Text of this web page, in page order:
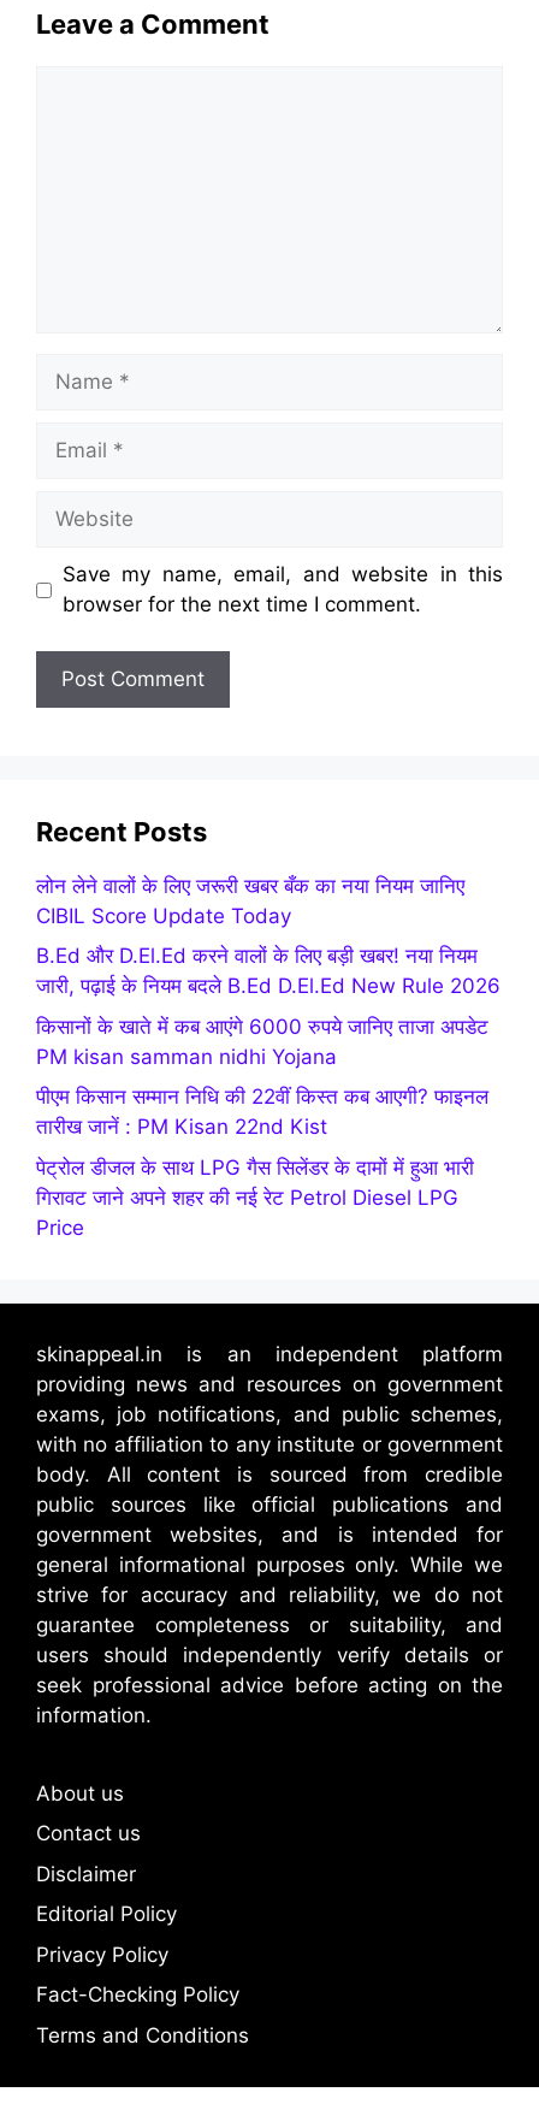
Leave a Comment
Name
Email
Website
Save my name, email, and website in this
browser for the next time I comment.
Recent Posts
लोन लेने वालों के लिए जरूरी खबर बँक का नया नियम जानिए
CIBIL Score Update Today
B.Ed और D.El.Ed करने वालों के लिए बड़ी खबर! नया नियम
जारी, पढ़ाई के नियम बदले B.Ed D.El.Ed New Rule 2026
किसानों के खाते में कब आएंगे 6000 रुपये जानिए ताजा अपडेट
PM kisan samman nidhi Yojana
पीएम किसान सम्मान निधि की 22वीं किस्त कब आएगी? फाइनल
तारीख जानें : PM Kisan 22nd Kist
पेट्रोल डीजल के साथ LPG गैस सिलेंडर के दामों में हुआ भारी
गिरावट जाने अपने शहर की नई रेट Petrol Diesel LPG
Price
skinappeal.in is an independent platform
providing news and resources on government
exams, job notifications, and public schemes,
with no affiliation to any institute or government
body. All content is sourced from credible
public sources like official publications and
government websites, and is intended for
general informational purposes only. While we
strive for accuracy and reliability, we do not
guarantee completeness or suitability, and
users should independently verify details or
seek professional advice before acting on the
information.
About us
Contact us
Disclaimer
Editorial Policy
Privacy Policy
Fact-Checking Policy
Terms and Conditions